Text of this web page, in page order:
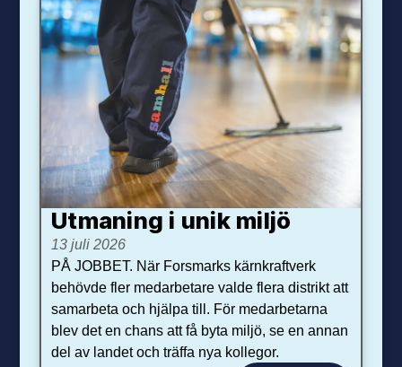
Utmaning i unik miljö
13 juli 2026
PÅ JOBBET. När Forsmarks kärnkraftverk
behövde fler medarbetare valde flera distrikt att
samarbeta och hjälpa till. För medarbetarna
blev det en chans att få byta miljö, se en annan
del av landet och träffa nya kollegor.